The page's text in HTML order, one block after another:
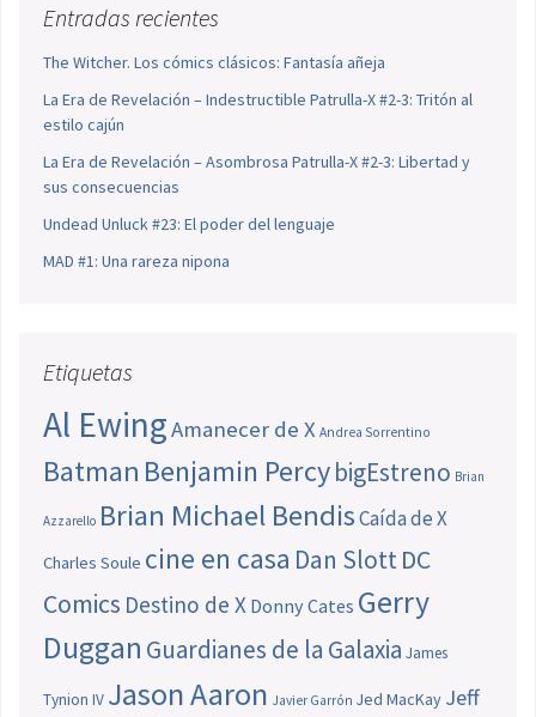
Entradas recientes
The Witcher. Los cómics clásicos: Fantasía añeja
La Era de Revelación – Indestructible Patrulla-X #2-3: Tritón al
estilo cajún
La Era de Revelación – Asombrosa Patrulla-X #2-3: Libertad y
sus consecuencias
Undead Unluck #23: El poder del lenguaje
MAD #1: Una rareza nipona
Etiquetas
Al EwingAmanecer de X Andrea Sorrentino
Batman Benjamin PercybigEstreno Brian
Azzarello Brian Michael BendisCaída de X
Charles Soule cine en casa Dan SlottDC
Comics Destino de X Donny Cates Gerry
Duggan Guardianes de la Galaxia James
Tynion IV Jason Aaron Javier Garrón Jed MacKay Jeff